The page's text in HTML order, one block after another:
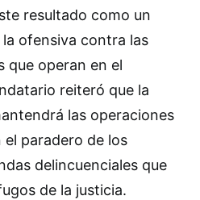
resultado como un
ofensiva contra las
que operan en el
reiteró que la
las operaciones
paradero de los
delincuenciales que
de la justicia.